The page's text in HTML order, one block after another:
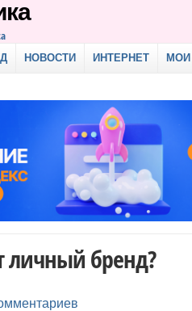
НОВОСТИ ИНТЕРНЕТ
личный бренд?